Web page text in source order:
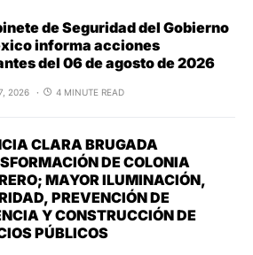
de Seguridad del Gobierno
informa acciones
del 06 de agosto de 2026
2026 4 MINUTE READ
CLARA BRUGADA
DE COLONIA
MAYOR ILUMINACIÓN,
PREVENCIÓN DE
Y CONSTRUCCIÓN DE
PÚBLICOS